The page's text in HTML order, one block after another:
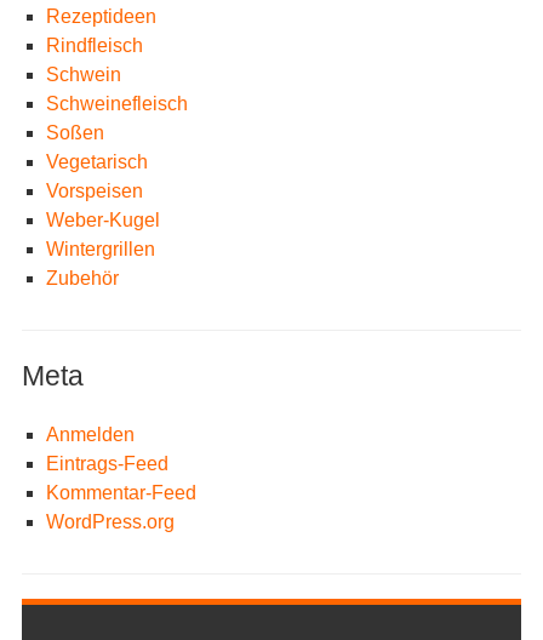
Rezeptideen
Rindfleisch
Schwein
Schweinefleisch
Soßen
Vegetarisch
Vorspeisen
Weber-Kugel
Wintergrillen
Zubehör
Meta
Anmelden
Eintrags-Feed
Kommentar-Feed
WordPress.org